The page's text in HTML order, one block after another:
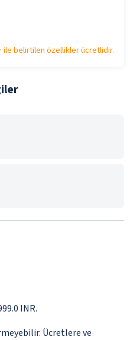
ile belirtilen özellikler ücretlidir.
INR.
Ücretlere ve